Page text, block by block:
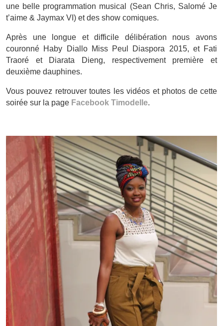
une belle programmation musical (Sean Chris, Salomé Je
t’aime & Jaymax VI) et des show comiques.
Après une longue et difficile délibération nous avons
couronné Haby Diallo Miss Peul Diaspora 2015, et Fati
Traoré et Diarata Dieng, respectivement première et
deuxième dauphines.
Vous pouvez retrouver toutes les vidéos et photos de cette
soirée sur la page Facebook Timodelle.